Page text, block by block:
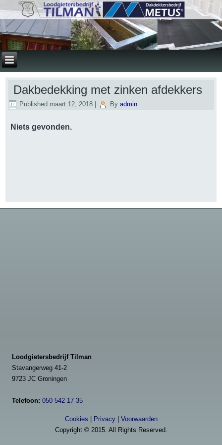
Dakbedekking met zinken afdekkers
Published maart 12, 2018 By admin
Niets gevonden.
Loodgietersbedrijf Tilman
Stavangerweg 41-2
9723 JC Groningen
Telefoon: 050 542 17 35
Cookies Privacy| Voorwaarden
Copyright © 2015. All Rights Reserved.